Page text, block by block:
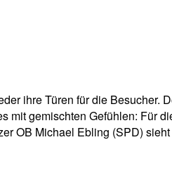
ihre Türen für die Besucher.
mit gemischten Gefühlen: Für
OB Michael Ebling (SPD)